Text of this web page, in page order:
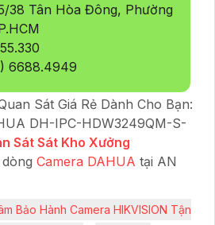
38 Tân Hòa Đông, Phường
6688.4949
Sát Giá Rẻ Dành Cho Bạn:
DH-IPC-HDW3249QM-S-
Sát Sát Kho Xưởng
Camera DAHUA tại AN
Bảo Hành Camera HIKVISION Tận